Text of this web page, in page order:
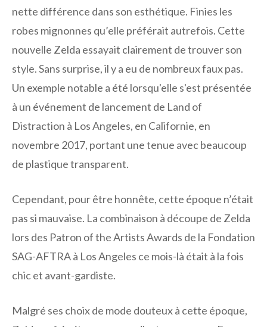
nette différence dans son esthétique. Finies les
robes mignonnes qu’elle préférait autrefois. Cette
nouvelle Zelda essayait clairement de trouver son
style. Sans surprise, il y a eu de nombreux faux pas.
Un exemple notable a été lorsqu'elle s'est présentée
à un événement de lancement de Land of
Distraction à Los Angeles, en Californie, en
novembre 2017, portant une tenue avec beaucoup
de plastique transparent.
Cependant, pour être honnête, cette époque n’était
pas si mauvaise. La combinaison à découpe de Zelda
lors des Patron of the Artists Awards de la Fondation
SAG-AFTRA à Los Angeles ce mois-là était à la fois
chic et avant-gardiste.
Malgré ses choix de mode douteux à cette époque,